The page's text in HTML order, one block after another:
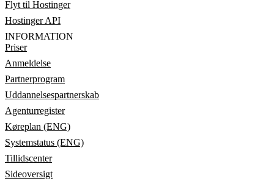
Flyt til Hostinger
Hostinger API
INFORMATION
Priser
Anmeldelse
Partnerprogram
Uddannelsespartnerskab
Agenturregister
Køreplan (ENG)
Systemstatus (ENG)
Tillidscenter
Sideoversigt